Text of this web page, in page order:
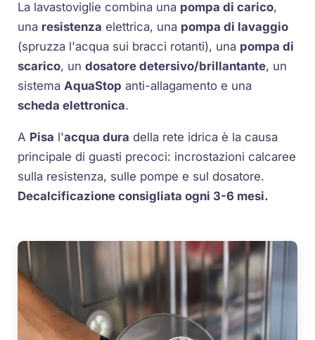
La lavastoviglie combina una pompa di carico,
una resistenza elettrica, una pompa di lavaggio
(spruzza l'acqua sui bracci rotanti), una pompa di
scarico, undosatore detersivo/brillantante, un
sistema AquaStop anti-allagamento e una
scheda elettronica.
A Pisa l'acqua dura della rete idrica è la causa
principale di guasti precoci: incrostazioni calcaree
sulla resistenza, sulle pompe e sul dosatore.
Decalcificazione consigliata ogni 3-6 mesi.